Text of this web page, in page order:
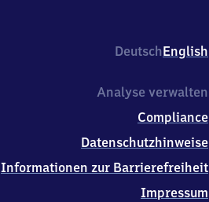
DeutschEnglish
Analyse verwalten
Compliance
Datenschutzhinweise
Informationen zur Barrierefreiheit
Impressum